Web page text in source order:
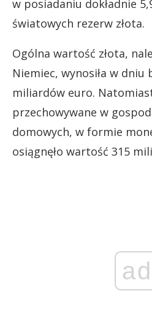
w posiadaniu dokładnie
światowych rezerw złota.
Ogólna wartość złota,
Niemiec, wynosiła w dniu
miliardów euro.
przechowywane w
domowych, w formie
osiągnęło wartość 315
ad